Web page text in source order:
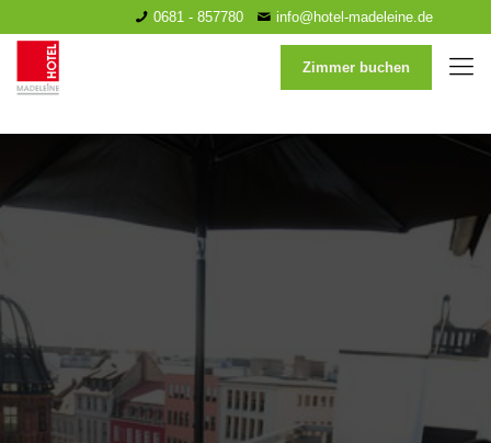
0681 - 857780 info@hotel-madeleine.de
Zimmer buchen